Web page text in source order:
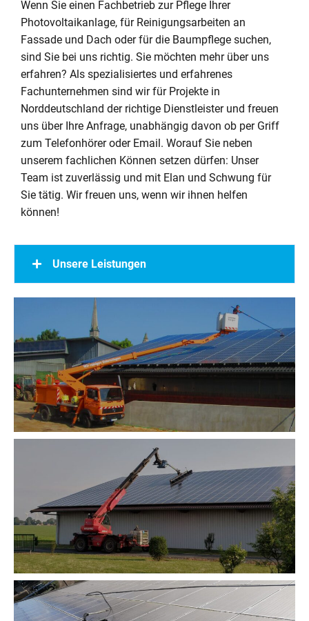
Wenn Sie einen Fachbetrieb zur Pflege Ihrer
Photovoltaikanlage, für Reinigungsarbeiten an
Fassade und Dach oder für die Baumpflege suchen,
sind Sie bei uns richtig. Sie möchten mehr über uns
erfahren? Als spezialisiertes und erfahrenes
Fachunternehmen sind wir für Projekte in
Norddeutschland der richtige Dienstleister und freuen
uns über Ihre Anfrage, unabhängig davon ob per Griff
zum Telefonhörer oder Email. Worauf Sie neben
unserem fachlichen Können setzen dürfen: Unser
Team ist zuverlässig und mit Elan und Schwung für
Sie tätig. Wir freuen uns, wenn wir ihnen helfen
können!
Unsere Leistungen